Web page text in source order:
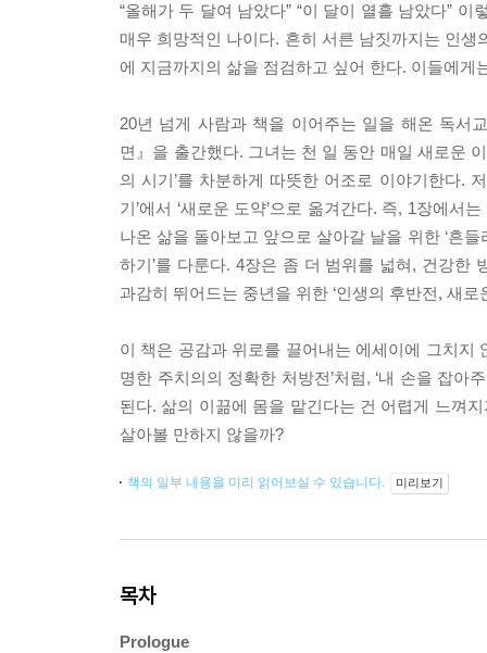
“올해가 두 달여 남았다” “이 달이 열흘 남았다”
매우 희망적인 나이다. 흔히 서른 남짓까지는 인
에 지금까지의 삶을 점검하고 싶어 한다. 이들에
20년 넘게 사람과 책을 이어주는 일을 해온 독서
면』을 출간했다. 그녀는 천 일 동안 매일 새로운
의 시기’를 차분하게 따뜻한 어조로 이야기한다. 저
기’에서 ‘새로운 도약’으로 옮겨간다. 즉, 1장에서
나온 삶을 돌아보고 앞으로 살아갈 날을 위한 ‘흔
하기’를 다룬다. 4장은 좀 더 범위를 넓혀, 건강한
과감히 뛰어드는 중년을 위한 ‘인생의 후반전, 새로
이 책은 공감과 위로를 끌어내는 에세이에 그치지
명한 주치의의 정확한 처방전’처럼, ‘내 손을 잡
된다. 삶의 이끎에 몸을 맡긴다는 건 어렵게 느껴
살아볼 만하지 않을까?
책의 일부 내용을 미리 읽어보실 수 있습니다. 미리보기
목차
Prologue